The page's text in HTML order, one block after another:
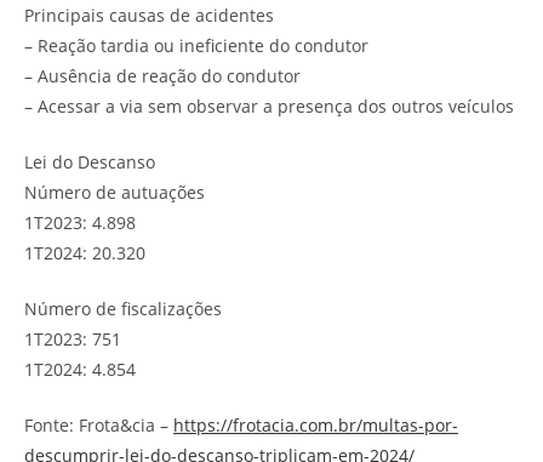
Principais causas de acidentes
– Reação tardia ou ineficiente do condutor
– Ausência de reação do condutor
– Acessar a via sem observar a presença dos outros veículos
Lei do Descanso
Número de autuações
1T2023: 4.898
1T2024: 20.320
Número de fiscalizações
1T2023: 751
1T2024: 4.854
Fonte: Frota&cia – https://frotacia.com.br/multas-por-
descumprir-lei-do-descanso-triplicam-em-2024/